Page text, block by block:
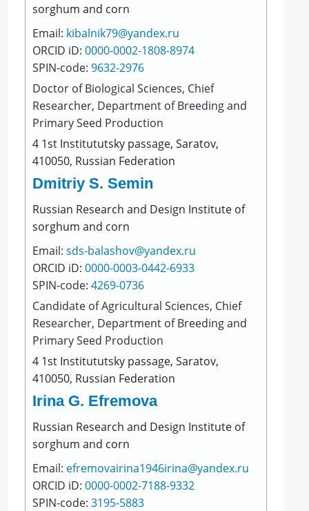
sоrghum and cоrn
Email: kibalnik79@yandex.ru
ORCID iD:0000-0002-1808-8974
SPIN-code:9632-2976
Doctor of Biological Sciences, Chief
Researcher, Department of Breeding and
Primary Seed Production
4 1st Institututsky passage, Saratov,
410050, Russian Federation
Dmitriy S. Semin
Russian Rеsearch and Design Institutе of
sоrghum and cоrn
Email:sds-balashov@yandex.ru
ORCID iD:0000-0003-0442-6933
SPIN-code:4269-0736
Сandidate of Agricultural Sciences, Chief
Researcher, Department of Breeding and
Primary Seed Production
4 1st Institututsky passage, Saratov,
410050, Russian Federation
Irina G. Efremova
Russian Rеsearch and Design Institutе of
sоrghum and cоrn
Email: efremovairina1946irina@yandex.ru
ORCID iD:0000-0002-7188-9332
SPIN-code:3195-5883